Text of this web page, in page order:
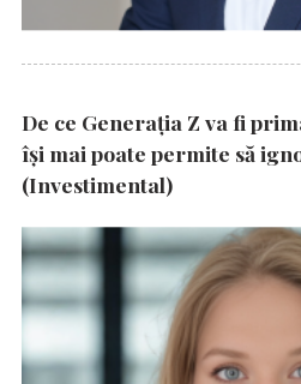
De ce Generația Z va fi
își mai poate permite să
(Investimental)